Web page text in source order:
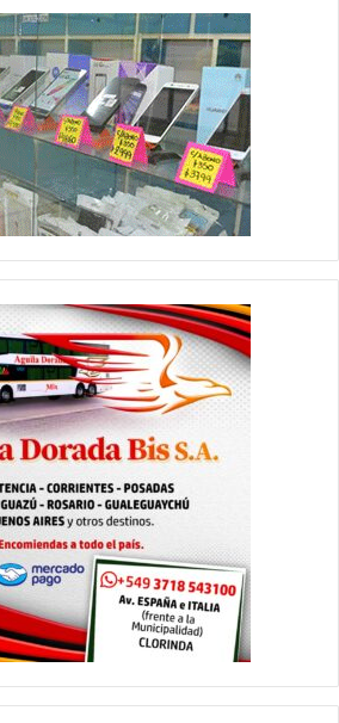
municipal se encargaba de la
Norte, en tanto que en la zona del
el Secretario de Gobierno Walter
salud pública el Dr. Nelson Gutiérrez y
estos últimos resaltaron el trabajo del
de la situación que nos toca
Martínez desde la comuna resaltó el
diferentes instituciones que están
Municipal del COVID-19 que de
tratando de dar respuestas a las
van presentando en este ámbito tan
se presenta como consecuencia de la